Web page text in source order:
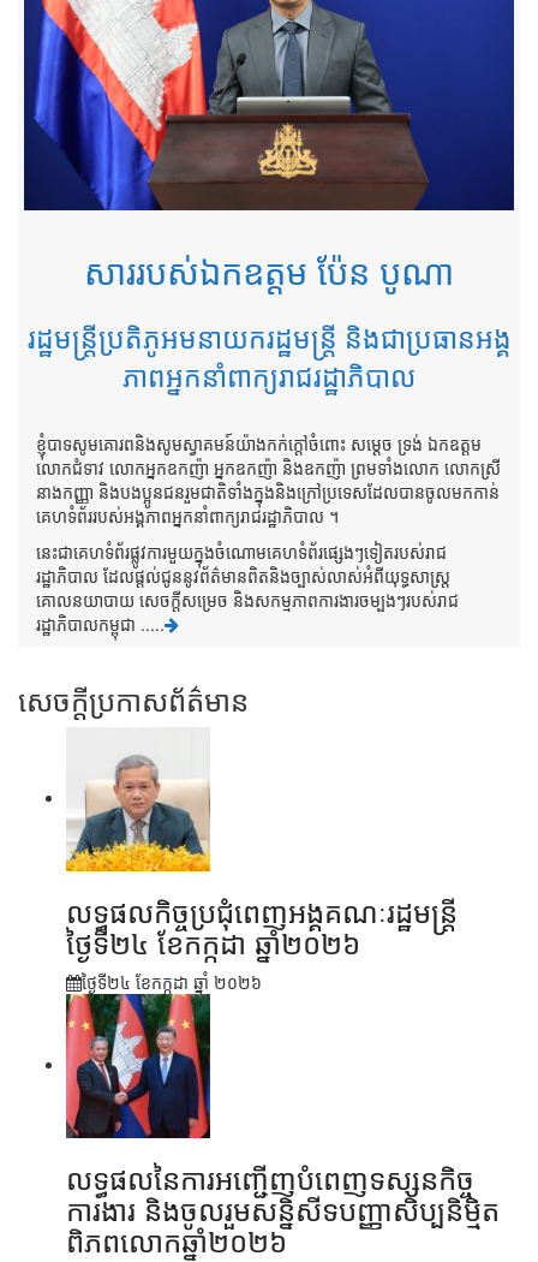
សាររបស់ឯកឧត្តម ប៉ែន បូណា
រដ្ឋមន្ត្រីប្រតិភូអមនាយករដ្ឋមន្ត្រី និងជាប្រធានអង្គ
ភាពអ្នកនាំពាក្យរាជរដ្ឋាភិបាល
ខ្ញុំបាទសូមគោរពនិងសូមស្វាគមន៍យ៉ាងកក់ក្តៅចំពោះ សម្តេច ទ្រង់ ឯកឧត្តម
លោកជំទាវ លោកអ្នកឧកញ៉ា អ្នកឧកញ៉ា និងឧកញ៉ា ព្រមទាំងលោក លោកស្រី
នាងកញ្ញា និងបងប្អូនជនរួមជាតិទាំងក្នុងនិងក្រៅប្រទេសដែលបានចូលមកកាន់
គេហទំព័ររបស់អង្គភាពអ្នកនាំពាក្យរាជរដ្ឋាភិបាល ។
នេះជាគេហទំព័រផ្លូវការមួយក្នុងចំណោមគេហទំព័រផ្សេងៗទៀតរបស់រាជ
រដ្ឋាភិបាល ដែលផ្តល់ជូននូវព័ត៌មានពិតនិងច្បាស់លាស់អំពីយុទ្ធសាស្រ្ត
គោលនយាបាយ សេចក្តីសម្រេច និងសកម្មភាពការងារចម្បងៗរបស់រាជ
រដ្ឋាភិបាលកម្ពុជា .....
សេចក្តីប្រកាសព័ត៌មាន
លទ្ធផលកិច្ចប្រជុំពេញអង្គគណៈរដ្ឋមន្រ្តី
ថ្ងៃទី២៤ ខែកក្កដា ឆ្នាំ២០២៦
ថ្ងៃទី២៤ ខែ​កក្កដា ឆ្នាំ ២០២៦
លទ្ធផលនៃការអញ្ជើញបំពេញទស្សនកិច្ច
ការងារ និងចូលរួមសន្និសីទបញ្ញាសិប្បនិម្មិត
ពិភពលោកឆ្នាំ២០២៦